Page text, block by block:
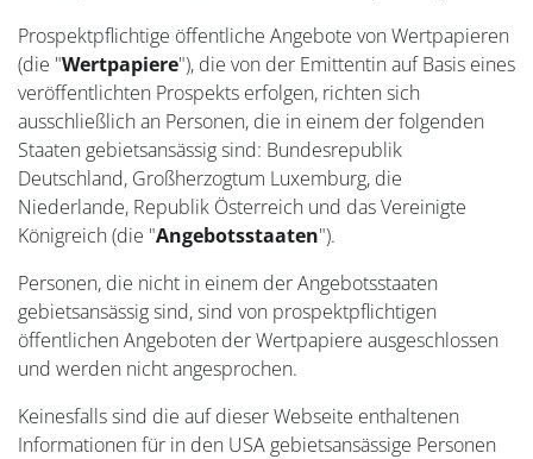
Prospektpflichtige öffentliche Angebote von Wertpapieren
(die "Wertpapiere"), die von der Emittentin auf Basis eines
veröffentlichten Prospekts erfolgen, richten sich
ausschließlich an Personen, die in einem der folgenden
Staaten gebietsansässig sind: Bundesrepublik
Deutschland, Großherzogtum Luxemburg, die
Niederlande, Republik Österreich und das Vereinigte
Königreich (die "Angebotsstaaten").
Personen, die nicht in einem der Angebotsstaaten
gebietsansässig sind, sind von prospektpflichtigen
öffentlichen Angeboten der Wertpapiere ausgeschlossen
und werden nicht angesprochen.
Keinesfalls sind die auf dieser Webseite enthaltenen
Informationen für in den USA gebietsansässige Personen